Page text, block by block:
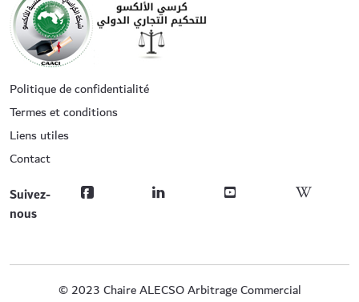
Politique de confidentialité
Termes et conditions
Liens utiles
Contact
Suivez-
nous
© 2023 Chaire ALECSO Arbitrage Commercial